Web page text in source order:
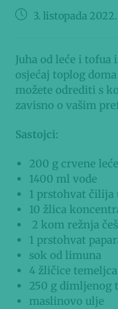
3. listopada 2022.
Juha od leće i
osjećaj toplog
možete odrediti s
zavisno o vašim
Sastojci:
200 g crvene leće
1400 ml vode
1 prstohvat čilija
10 žlica
2 kom režnja
1 prstohvat
sok od limuna
4 žličice
250 g dimljenog
maslinovo ulje